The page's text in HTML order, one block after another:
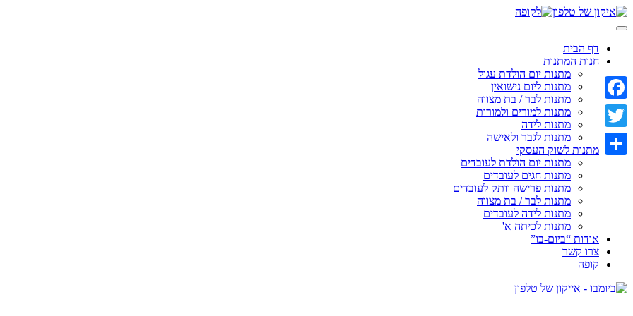
Skip
to
דף הבית
חנות המתנות
מתנות יום הולדת עגול
מתנות ליום נישואין
מתנות לבר / בת מצווה
מתנות למורים ולמורות
מתנות לידה
מתנות לגבר ולאישה
מתנות לשוק העסקי
מתנות יום הולדת לעובדים
מתנות חגים לעובדים
מתנות פרישה וותק לעובדים
מתנות לבר / בת מצווה
מתנות לידה לעובדים
מתנות לכיתה א'
אודות “ביום-בו”
צרו קשר
קופה
Facebook
Twitter